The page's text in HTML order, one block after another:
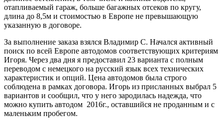
отапливаемый гараж, больше багажных отсеков по кругу,
длина до 8,5м и стоимостью в Европе не превышающую
указанную в договоре.
За выполнение заказа взялся Владимир С. Начался активный
поиск по всей Европе автодомов соответствующих критериям
Игоря. Через два дня я предоставил 23 варианта с полным
переводом с немецкого на русский язык всех технических
характеристик и опций. Цена автодомов была строго
соблюдена в рамках договора. Игорь из присланных выбрал 5
вариантов и сообщил, что у него зародилась надежда, что
можно купить автодом 2016г., оставшийся не проданным и с
маленьким пробегом.